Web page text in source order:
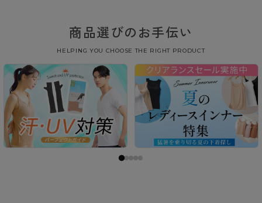
商品選びのお手伝い
HELPING YOU CHOOSE THE RIGHT PRODUCT